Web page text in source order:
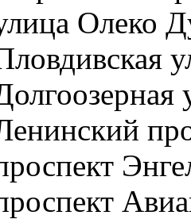
Олеко